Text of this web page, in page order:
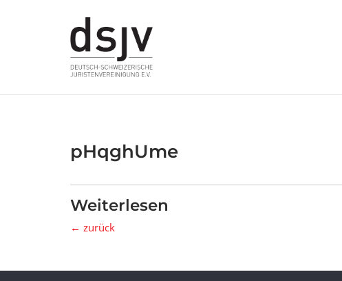
pHqghUme
Weiterlesen
← zurück